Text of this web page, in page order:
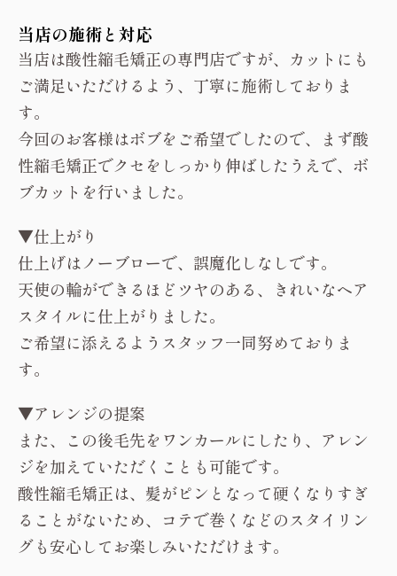
当店の施術と対応
当店は酸性縮毛矯正の専門店ですが、カットにも
ご満足いただけるよう、丁寧に施術しておりま
す。
今回のお客様はボブをご希望でしたので、まず酸
性縮毛矯正でクセをしっかり伸ばしたうえで、ボ
ブカットを行いました。
▼仕上がり
仕上げはノーブローで、誤魔化しなしです。
天使の輪ができるほどツヤのある、きれいなヘア
スタイルに仕上がりました。
ご希望に添えるようスタッフ一同努めておりま
す。
▼アレンジの提案
また、この後毛先をワンカールにしたり、アレン
ジを加えていただくことも可能です。
酸性縮毛矯正は、髪がピンとなって硬くなりすぎ
ることがないため、コテで巻くなどのスタイリン
グも安心してお楽しみいただけます。